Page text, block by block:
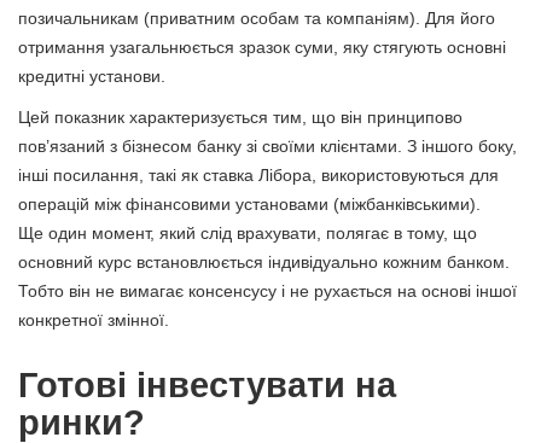
позичальникам (приватним особам та компаніям). Для його
отримання узагальнюється зразок суми, яку стягують основні
кредитні установи.
Цей показник характеризується тим, що він принципово
пов’язаний з бізнесом банку зі своїми клієнтами. З іншого боку,
інші посилання, такі як ставка Лібора, використовуються для
операцій між фінансовими установами (міжбанківськими).
Ще один момент, який слід врахувати, полягає в тому, що
основний курс встановлюється індивідуально кожним банком.
Тобто він не вимагає консенсусу і не рухається на основі іншої
конкретної змінної.
Готові інвестувати на
ринки?